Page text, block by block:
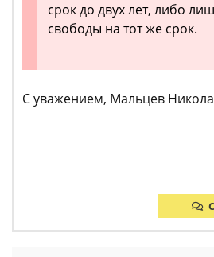
срок до двух лет, либо
свободы на тот же срок.
С уважением, Мальцев